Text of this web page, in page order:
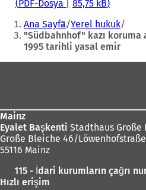
PDF-Dosya 85,75 kB
Buradasınız:
Ana Sayfa Yerel hukuk
"Südbahnhof" kazı koruma
1995 tarihli yasal emir
Mainz
Eyalet Başkenti Stadthaus Große
Große Bleiche 46/Löwenhofstraße
55116 Mainz
115 - İdari kurumların çağrı
Hızlı erişim